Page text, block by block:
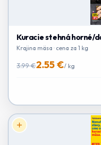
Kuracie stehná horné/
Krajina mäsa · cena za 1 kg
3.99 €2.55 €/ kg